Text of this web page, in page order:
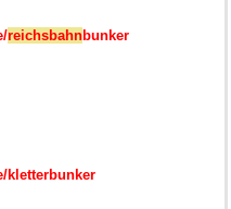
reichsbahnbunker
kletterbunker